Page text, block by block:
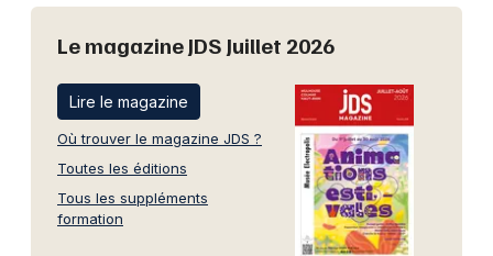
Le magazine JDS Juillet 2026
Lire le magazine
Où trouver le magazine JDS ?
Toutes les éditions
Tous les suppléments
formation